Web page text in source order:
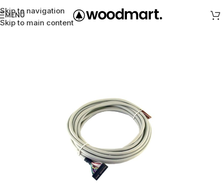
Skip to navigation
Skip to main content
MENÜ